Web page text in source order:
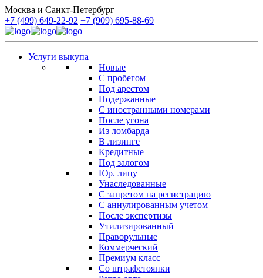
Москва и Санкт-Петербург
+7 (499) 649-22-92 +7 (909) 695-88-69
Услуги выкупа
Новые
С пробегом
Под арестом
Подержанные
С иностранными номерами
После угона
Из ломбарда
В лизинге
Кредитные
Под залогом
Юр. лицу
Унаследованные
С запретом на регистрацию
С аннулированным учетом
После экспертизы
Утилизированный
Праворульные
Коммерческий
Премиум класс
Со штрафстоянки